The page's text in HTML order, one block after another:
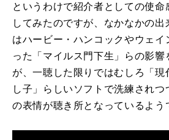
というわけで紹介者としての使命
してみたのですが、なかなかの出
はハービー・ハンコックやウェイ
った「マイルス門下生」らの影響
が、一聴した限りではむしろ「現
し子」らしいソフトで洗練されつ
の表情が聴き所となっているよう